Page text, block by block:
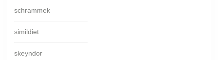
schrammek
simildiet
skeyndor